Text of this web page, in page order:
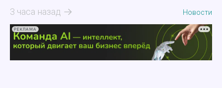
3 часа назад Новости
РЕКЛАМА